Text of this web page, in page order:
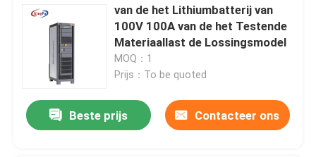
van de het Lithiumbatterij van
100V 100A van de het Testende
Materiaallast de Lossingsmodel
MOQ：1
Prijs：To be quoted
Beste prijs Contacteer ons